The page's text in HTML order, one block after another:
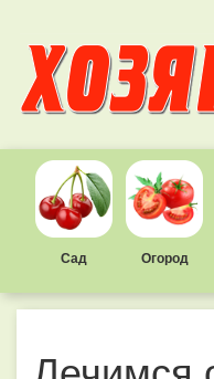
Сад Огород